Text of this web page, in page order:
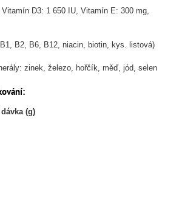
D3: 1 650 IU, Vitamín E: 300 mg,
B2, B6, B12, niacin, biotin, kys. listová)
zinek, železo, hořčík, měď, jód, selen
(g)